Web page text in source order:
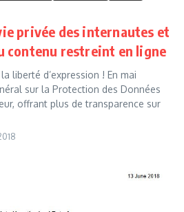
privée des internautes et
contenu restreint en ligne
liberté d’expression ! En mai
sur la Protection des Données
offrant plus de transparence sur